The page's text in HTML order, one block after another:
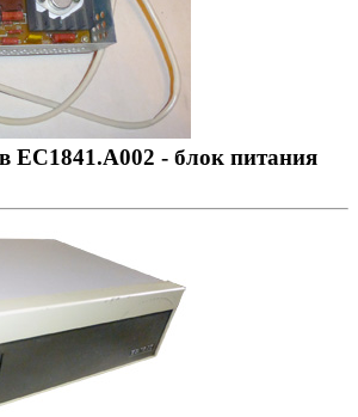
ЕС1841.А002 - блок питания